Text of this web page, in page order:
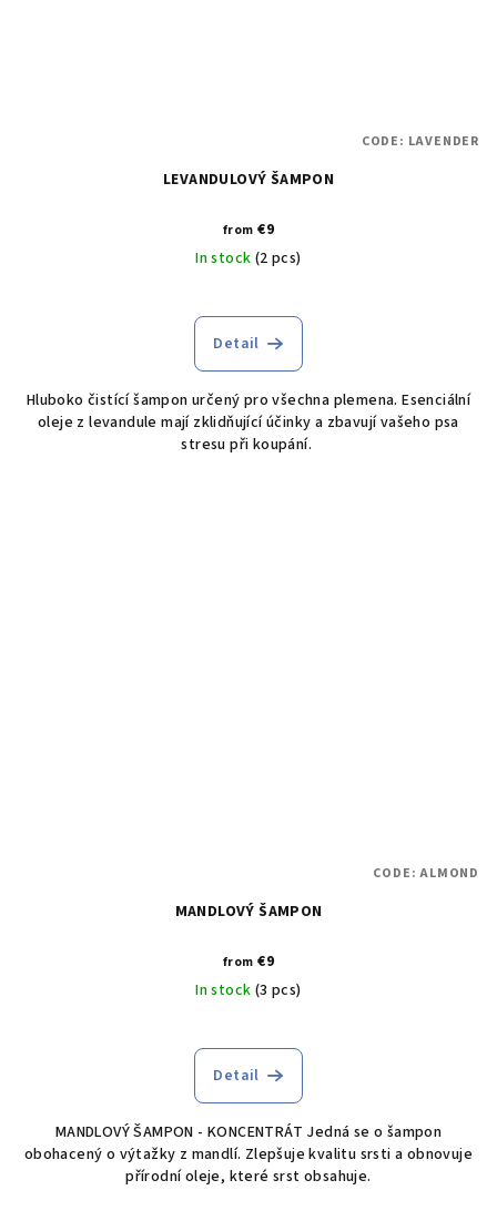
LEVANDULOVÝ ŠAMPON
from €9
In stock (2 pcs)
Detail
Hluboko čistící šampon určený pro všechna plemena. Esenciální
oleje z levandule mají zklidňující účinky a zbavují vašeho psa
stresu při koupání.
CODE: LAVENDER
MANDLOVÝ ŠAMPON
from €9
In stock (3 pcs)
Detail
MANDLOVÝ ŠAMPON - KONCENTRÁT Jedná se o šampon
obohacený o výtažky z mandlí. Zlepšuje kvalitu srsti a obnovuje
přírodní oleje, které srst obsahuje.
CODE:ALMOND